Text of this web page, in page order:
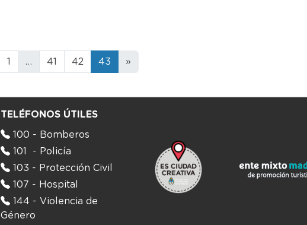
1 … 41 42 43 »
TELÉFONOS ÚTILES
100 - Bomberos
101 - Policía
103 - Protección Civil
107 - Hospital
144 - Violencia de
Género